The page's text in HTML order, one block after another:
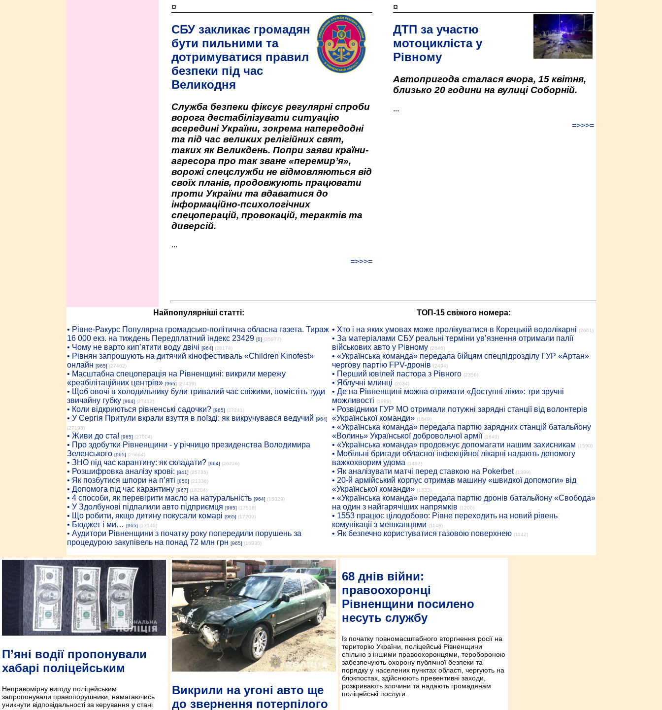
¤
СБУ закликає громадян
бути пильними та
дотримуватися правил
безпеки під час
Великодня
Служба безпеки фіксує регулярні спроби
ворога дестабілізувати ситуацію
всередині України, зокрема напередодні
та під час великих релігійних свят,
таких як Великдень. Попри заяви країни-
агресора про так зване «перемир’я»,
ворожі спецслужби не відмовляються від
своїх планів, продовжують працювати
проти України та вдаватися до
інформаційно-психологічних
спецоперацій, провокацій, терактів та
диверсій.
...
=>>>=
¤
ДТП за участю
мотоцикліста у
Рівному
Автопригода сталася вчора, 15 квітня,
близько 20 години на вулиці Соборній.
...
=>>>=
Найпопулярніші статті:
• Рiвне-Ракурс Популярна громадсько-політична обласна газета. Тираж
16 000 екз. на тиждень Передплатний індекс 23429 [0] (35977)
• Чому не варто кип’ятити воду двічі [964] (28174)
• Рівнян запрошують на дитячий кінофестиваль «Children Kinofest»
онлайн [965] (27462)
• Масштабна спецоперація на Рівненщині: викрили мережу
«реабілітаційних центрів» [965] (27439)
• Щоб овочі в холодильнику були тривалий час свіжими, помістіть туди
звичайну губку [964] (27412)
• Коли відкриються рівненські садочки? [965] (27241)
• У Сергія Притули вкрали взуття в поїзді: як викручувався ведучий [964]
(27198)
• Живи до ста! [965] (27004)
• Про здобутки Рівненщини - у річницю президенства Володимира
Зеленського [965] (26664)
• ЗНО під час карантину: як складати? [964] (26226)
• Розшифровка аналізу крові: [841] (25735)
• Як позбутися шпори на п’яті [850] (21336)
• Допомога під час карантину [967] (18204)
• 4 способи, як перевірити масло на натуральність [964] (18029)
• У Здолбунові підпалили авто підприємця [965] (17518)
• Що робити, якщо дитину покусали комарі [965] (17209)
• Бюджет і ми… [965] (17140)
• Аудитори Рівненщини з початку року попередили порушень за
процедурою закупівель на понад 72 млн грн [965] (16835)
ТОП-15 свіжого номера:
• Хто і на яких умовах може пролікуватися в Корецькій водолікарні (2661)
• За матеріалами СБУ реальні терміни ув’язнення отримали палії
військових авто у Рівному (2646)
• «Українська команда» передала бійцям спецпідрозділу ГУР «Артан»
чергову партію FPV-дронів (2494)
• Перший ювілей пастора з Рівного (2356)
• Яблучні млинці (2034)
• Де на Рівненщині можна отримати «Доступні ліки»: три зручні
можливості (1999)
• Розвідники ГУР МО отримали потужні зарядні станції від волонтерів
«Української команди» (1649)
• «Українська команда» передала партію зарядних станцій батальйону
«Волинь» Української добровольчої армії (1640)
• «Українська команда» продовжує допомагати нашим захисникам (1590)
• Мобільні бригади обласної інфекційної лікарні надають допомогу
важкохворим удома (1457)
• Як аналізувати матчі перед ставкою на Pokerbet (1399)
• 20-й армійський корпус отримав машину «швидкої допомоги» від
«Української команди» (1333)
• «Українська команда» передала партію дронів батальйону «Свобода»
на один з найгарячіших напрямків (1200)
• 1553 працює цілодобово: Рівне переходить на новий рівень
комунікації з мешканцями (1148)
• Як безпечно користуватися газовою поверхнею (1142)
П’яні водії пропонували
хабарі поліцейським
Неправомірну вигоду поліцейським
запропонували правопорушники, намагаючись
уникнути відповідальності за керування у стані
Викрили на угоні авто ще
до звернення потерпілого
68 днів війни:
правоохоронці
Рівненщини посилено
несуть службу
Із початку повномасштабного вторгнення росії на
територію України, поліцейські Рівненщини
спільно з іншими правоохоронцями, теробороною
забезпечують охорону публічної безпеки та
порядку у населених пунктах області, чергують на
блокпостах, здійснюють превентивні заходи,
розкривають злочини та надають громадянам
поліцейські послуги.